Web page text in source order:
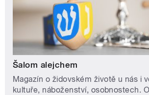
Šalom alejchem
Magazín o židovském životě u nás i
kultuře, náboženství, osobnostech.